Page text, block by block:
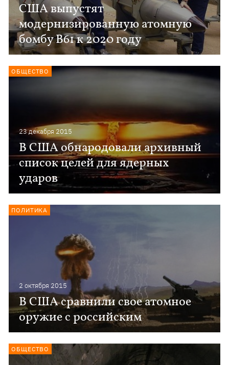
США выпустят
модернизированную атомную
бомбу B61 к 2020 году
23 декабря 2015
В США обнародовали архивный
список целей для ядерных
ударов
ОБЩЕСТВО
2 октября 2015
В США сравнили свое атомное
оружие с российским
ПОЛИТИКА
ОБЩЕСТВО